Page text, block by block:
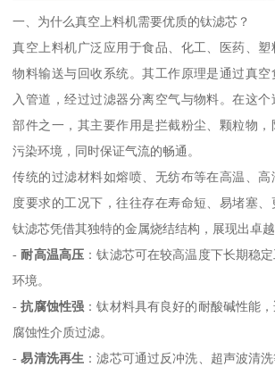
一、为什么真空上料机需要优质的钛滤芯？
真空上料机广泛应用于食品、化工、医药、
物料输送与回收系统。其工作原理是通过真空
入管道，经过过滤器分离空气与物料。在这
部件之一，其主要作用是拦截粉尘、颗粒物
污染环境，同时保证气流的畅通。
传统的过滤材料如熔喷、无纺布等在高温、
度要求的工况下，往往存在寿命短、易堵塞
钛滤芯凭借其独特的金属烧结结构，展现出卓越
-耐高温高压 ：钛滤芯可在较高温度下长期稳
环境。
-抗腐蚀性强 ：钛材料具有良好的耐酸碱性能
腐蚀性介质过滤。
-易清洗再生 ：滤芯可通过反冲洗、超声波清